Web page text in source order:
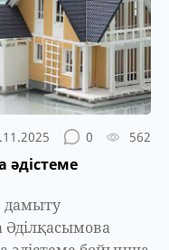
0 562
әдістеме
дамыту
Әділқасымова